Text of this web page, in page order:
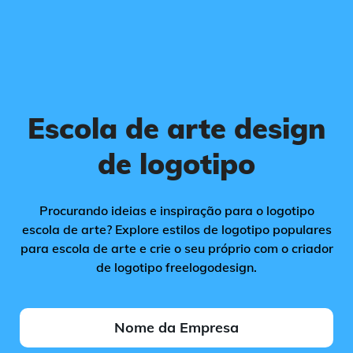
Escola de arte design
de logotipo
Procurando ideias e inspiração para o logotipo
escola de arte? Explore estilos de logotipo populares
para escola de arte e crie o seu próprio com o criador
de logotipo freelogodesign.